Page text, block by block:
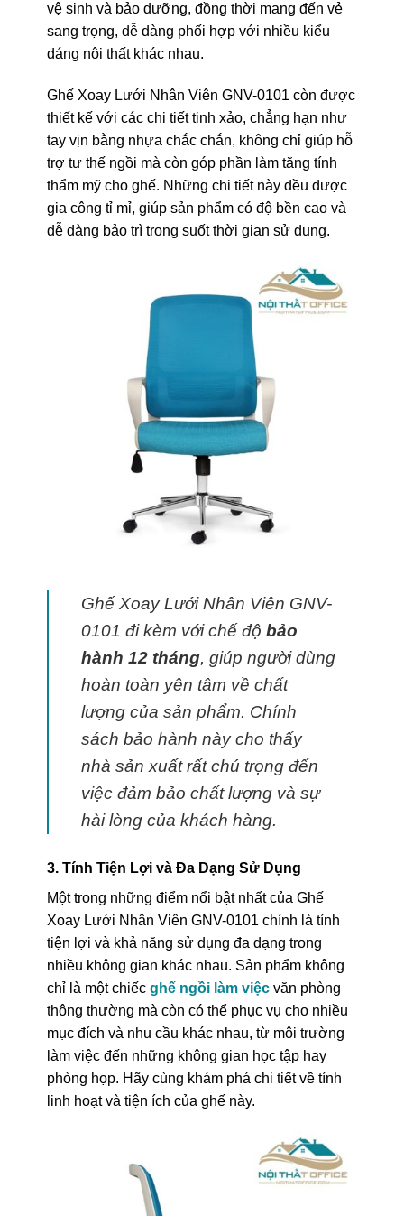
vệ sinh và bảo dưỡng, đồng thời mang đến vẻ
sang trọng, dễ dàng phối hợp với nhiều kiểu
dáng nội thất khác nhau.
Ghế Xoay Lưới Nhân Viên GNV-0101 còn được
thiết kế với các chi tiết tinh xảo, chẳng hạn như
tay vịn bằng nhựa chắc chắn, không chỉ giúp hỗ
trợ tư thế ngồi mà còn góp phần làm tăng tính
thẩm mỹ cho ghế. Những chi tiết này đều được
gia công tỉ mỉ, giúp sản phẩm có độ bền cao và
dễ dàng bảo trì trong suốt thời gian sử dụng.
Ghế Xoay Lưới Nhân Viên GNV-
0101 đi kèm với chế độ bảo
hành 12 tháng, giúp người dùng
hoàn toàn yên tâm về chất
lượng của sản phẩm. Chính
sách bảo hành này cho thấy
nhà sản xuất rất chú trọng đến
việc đảm bảo chất lượng và sự
hài lòng của khách hàng.
3. Tính Tiện Lợi và Đa Dạng Sử Dụng
Một trong những điểm nổi bật nhất của Ghế
Xoay Lưới Nhân Viên GNV-0101 chính là tính
tiện lợi và khả năng sử dụng đa dạng trong
nhiều không gian khác nhau. Sản phẩm không
chỉ là một chiếc ghế ngồi làm việcvăn phòng
thông thường mà còn có thể phục vụ cho nhiều
mục đích và nhu cầu khác nhau, từ môi trường
làm việc đến những không gian học tập hay
phòng họp. Hãy cùng khám phá chi tiết về tính
linh hoạt và tiện ích của ghế này.